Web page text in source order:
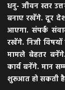
धनु- जीवन स्तर
बनाए रखेंगे. दूर देश
आएगा. संपर्क
रखेंगे. निजी विषयों
मामले बेहतर
कार्य बनेंगे. मान
शुरूआत हो सकती